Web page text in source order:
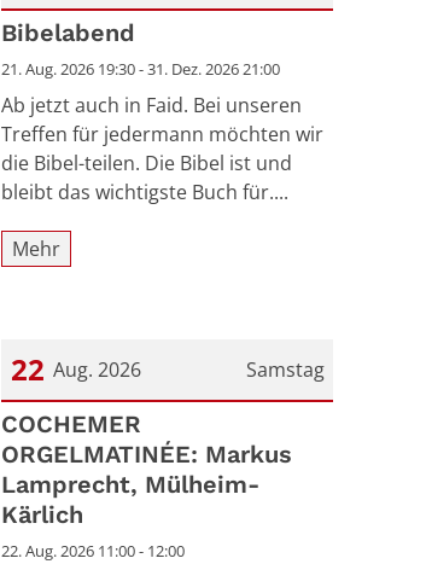
Datum: 21. August 2026
Bibelabend
21. Aug. 2026 19:30 - 31. Dez. 2026 21:00
Ab jetzt auch in Faid. Bei unseren
Treffen für jedermann möchten wir
die Bibel-teilen. Die Bibel ist und
bleibt das wichtigste Buch für....
Mehr
Samstag
22 Aug. 2026
Datum: 22. August 2026
COCHEMER
ORGELMATINÉE: Markus
Lamprecht, Mülheim-
Kärlich
22. Aug. 2026 11:00 - 12:00